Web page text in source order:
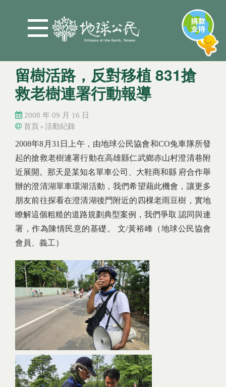
留樹活路，反對移植 831搶
救老樹連署行動報導
2008 年 09 月 16 日
您在這裡
首頁 » 活動紀錄
您在這裡
2008年8月31日上午，由地球公民協會和CO兔車隊所發
起的搶救老樹連署行動在高雄縣仁武鄉赤山村澄清巷附
近展開。那天是某知名單車公司、大鞋商和縣 府合作舉
辦的澄清湖單車環湖活動，我們希望藉此機會，讓更多
朋友前往探看在澄清湖後門附近的四棵老雨豆樹，實地
瞭解這個粗糙的道路規劃典型案例，我們爭取 認同與連
署，作為陳情民意的基礎。 文/黃裕峰（地球公民協會
會員、義工）